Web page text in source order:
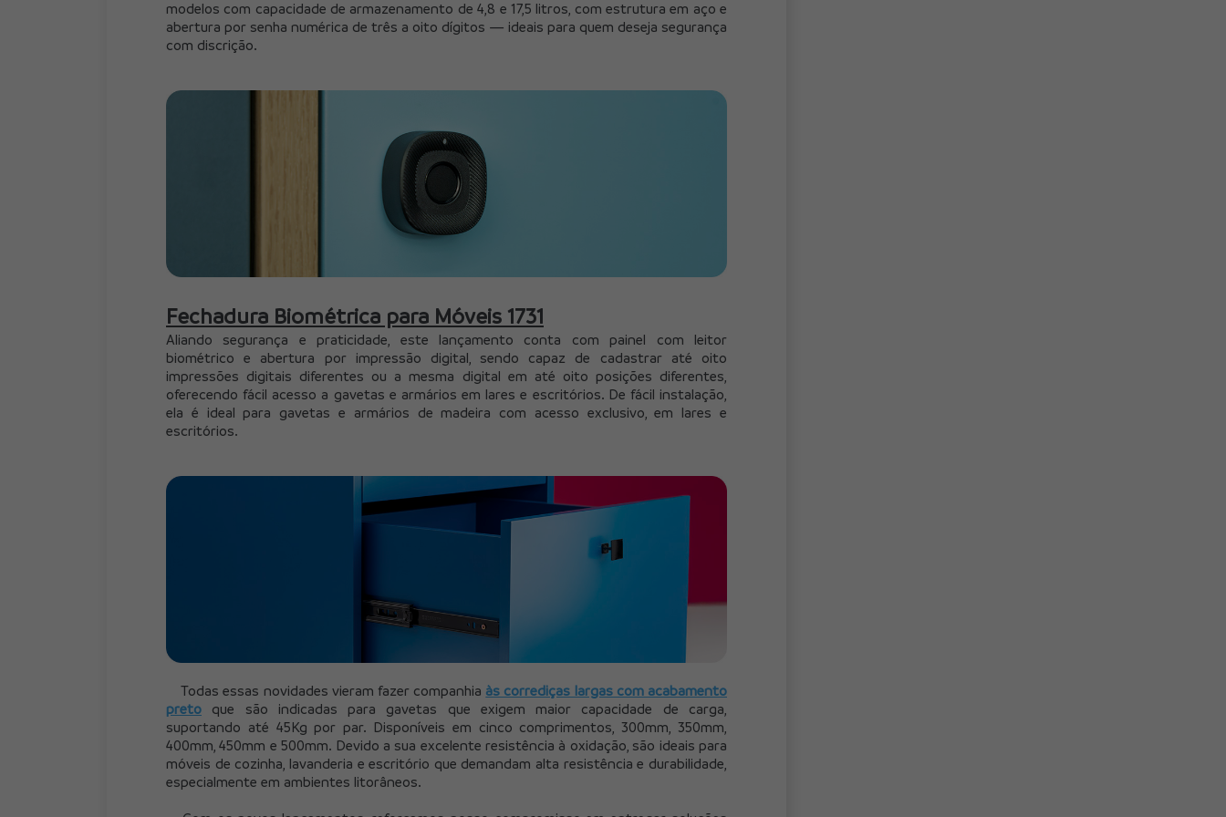
modelos com capacidade de armazenamento de 4,8 e 17,5 litros, com estrutura em aço e
abertura por senha numérica de três a oito dígitos — ideais para quem deseja segurança
com discrição.
Fechadura Biométrica para Móveis 1731
Aliando segurança e praticidade, este lançamento conta com painel com leitor
biométrico e abertura por impressão digital, sendo capaz de cadastrar até oito
impressões digitais diferentes ou a mesma digital em até oito posições diferentes,
oferecendo fácil acesso a gavetas e armários em lares e escritórios. De fácil instalação,
ela é ideal para gavetas e armários de madeira com acesso exclusivo, em lares e
escritórios.
	Todas essas novidades vieram fazer companhia
às corrediças largas com acabamento
preto que são indicadas para gavetas que exigem maior capacidade de carga,
suportando até 45Kg por par. Disponíveis em cinco comprimentos, 300mm, 350mm,
400mm, 450mm e 500mm. Devido a sua excelente resistência à oxidação, são ideais para
móveis de cozinha, lavanderia e escritório que demandam alta resistência e durabilidade,
especialmente em ambientes litorâneos.